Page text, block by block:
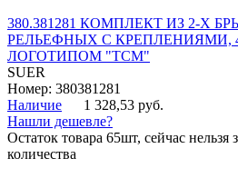
380.381281 КОМПЛЕКТ ИЗ 2-Х
РЕЛЬЕФНЫХ С КРЕПЛЕНИЯМИ,
ЛОГОТИПОМ "ТСМ"
SUER
Номер: 380381281
Наличие
1 328,53 руб.
Нашли дешевле?
Остаток товара 65шт, сейчас нельзя
количества